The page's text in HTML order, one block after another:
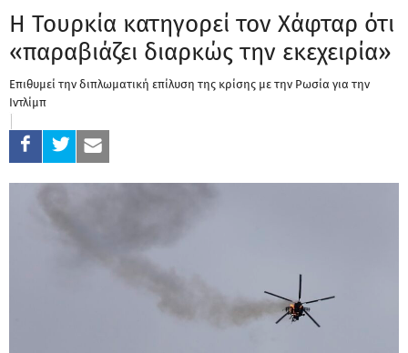
Η Τουρκία κατηγορεί τον Χάφταρ ότι
«παραβιάζει διαρκώς την εκεχειρία»
Επιθυμεί την διπλωματική επίλυση της κρίσης με την Ρωσία για την
Ιντλίμπ